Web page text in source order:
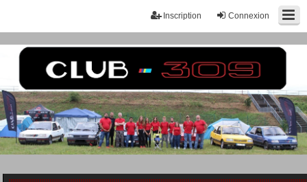
Connexion
Inscription